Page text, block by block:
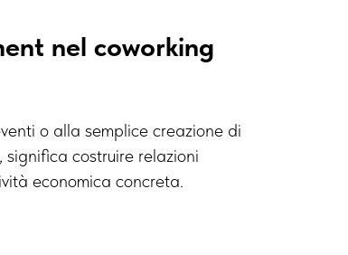
nel coworking
o alla semplice creazione di
costruire relazioni
economica concreta.